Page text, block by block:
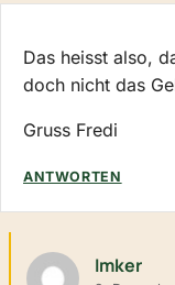
Das heisst also,
doch nicht das
Gruss Fredi
ANTWORTEN
Imker